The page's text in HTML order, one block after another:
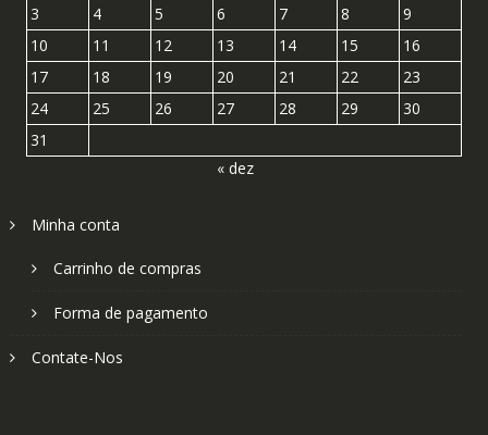
3
4 5 6 7 8
9
10
11 12 13 14 15
16
17
18 19 20 21 22
23
24
25 26 27 28 29
30
31
« dez
Minha conta
Carrinho de compras
Forma de pagamento
Contate-Nos